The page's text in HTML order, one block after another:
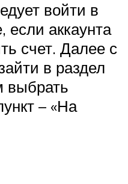
войти в
если аккаунта
счет. Далее с
в раздел
выбрать
– «На